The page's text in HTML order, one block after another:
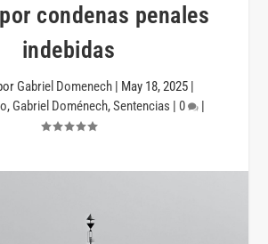
condenas penales
indebidas
Gabriel Domenech | May 18, 2025 |
, Gabriel Doménech,Sentencias | 0 |